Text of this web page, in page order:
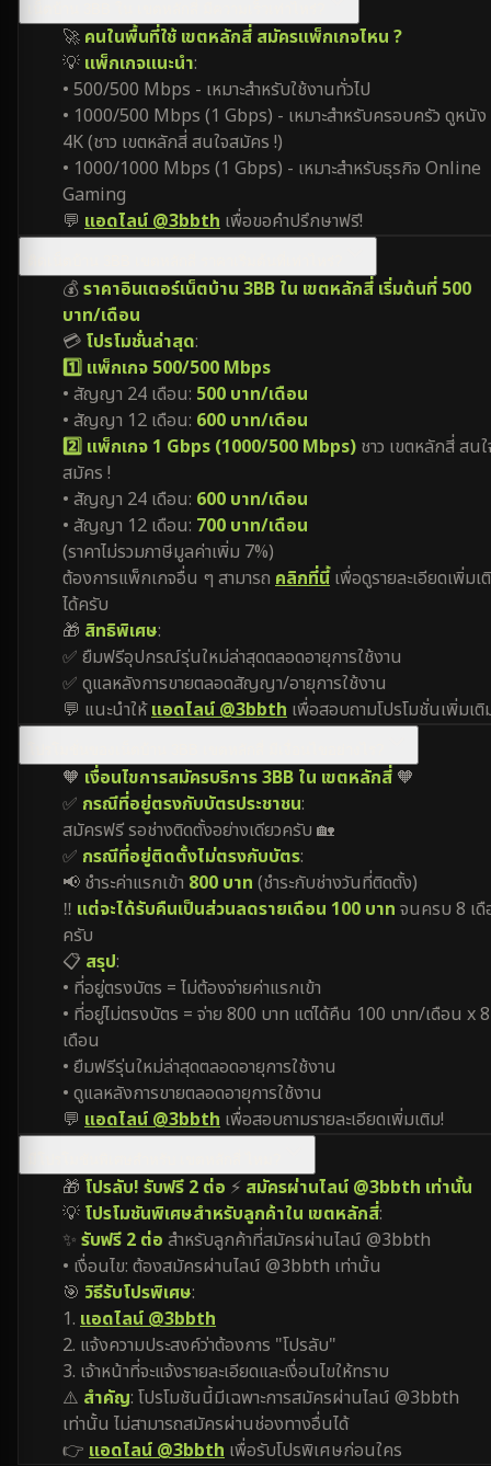
🚀 คนในพื้นที่ใช้ เขตหลักสี่ สมัครแพ็กเกจไหน ?
💡 แพ็กเกจแนะนำ:
• 500/500 Mbps - เหมาะสำหรับใช้งานทั่วไป
• 1000/500 Mbps (1 Gbps) - เหมาะสำหรับครอบครัว ดูหนัง
4K (ชาว เขตหลักสี่ สนใจสมัคร !)
• 1000/1000 Mbps (1 Gbps) - เหมาะสำหรับธุรกิจ Online
Gaming
💬 แอดไลน์ @3bbth เพื่อขอคำปรึกษาฟรี!
💰ราคาอินเตอร์เน็ตบ้าน 3BB ใน เขตหลักสี่ เริ่มต้นที่ 500
บาท/เดือน
💳 โปรโมชั่นล่าสุด:
1️⃣ แพ็กเกจ 500/500 Mbps
• สัญญา 24 เดือน: 500 บาท/เดือน
• สัญญา 12 เดือน: 600 บาท/เดือน
2️⃣ แพ็กเกจ 1 Gbps (1000/500 Mbps) ชาว เขตหลักสี่ สน
สมัคร !
• สัญญา 24 เดือน: 600 บาท/เดือน
• สัญญา 12 เดือน: 700 บาท/เดือน
(ราคาไม่รวมภาษีมูลค่าเพิ่ม 7%)
ต้องการแพ็กเกจอื่น ๆ สามารถ คลิกที่นี้เพื่อดูรายละเอียดเพิ่มเ
ได้ครับ
🎁 สิทธิพิเศษ:
✅ ยืมฟรีอุปกรณ์รุ่นใหม่ล่าสุดตลอดอายุการใช้งาน
✅ ดูแลหลังการขายตลอดสัญญา/อายุการใช้งาน
💬 แนะนำให้แอดไลน์ @3bbth เพื่อสอบถามโปรโมชั่นเพิ่มเติ
🧡 เงื่อนไขการสมัครบริการ 3BB ใน เขตหลักสี่ 🧡
✅ กรณีที่อยู่ตรงกับบัตรประชาชน:
สมัครฟรี รอช่างติดตั้งอย่างเดียวครับ 🏡
✅ กรณีที่อยู่ติดตั้งไม่ตรงกับบัตร:
📢 ชำระค่าแรกเข้า 800 บาท (ชำระกับช่างวันที่ติดตั้ง)
‼️ แต่จะได้รับคืนเป็นส่วนลดรายเดือน 100 บาท จนครบ 8 เ
ครับ
📋 สรุป:
• ที่อยู่ตรงบัตร = ไม่ต้องจ่ายค่าแรกเข้า
• ที่อยู่ไม่ตรงบัตร = จ่าย 800 บาท แต่ได้คืน 100 บาท/เดือน x 8
เดือน
• ยืมฟรีรุ่นใหม่ล่าสุดตลอดอายุการใช้งาน
• ดูแลหลังการขายตลอดอายุการใช้งาน
💬 แอดไลน์ @3bbth เพื่อสอบถามรายละเอียดเพิ่มเติม!
🎁 โปรลับ! รับฟรี 2 ต่อ ⚡ สมัครผ่านไลน์ @3bbth เท่านั้น
💡 โปรโมชันพิเศษสำหรับลูกค้าใน เขตหลักสี่:
✨ รับฟรี 2 ต่อ สำหรับลูกค้าที่สมัครผ่านไลน์ @3bbth
• เงื่อนไข: ต้องสมัครผ่านไลน์ @3bbth เท่านั้น
🎯 วิธีรับโปรพิเศษ:
1. แอดไลน์ @3bbth
2. แจ้งความประสงค์ว่าต้องการ "โปรลับ"
3. เจ้าหน้าที่จะแจ้งรายละเอียดและเงื่อนไขให้ทราบ
⚠️ สำคัญ: โปรโมชันนี้มีเฉพาะการสมัครผ่านไลน์ @3bbth
เท่านั้น ไม่สามารถสมัครผ่านช่องทางอื่นได้
👉 แอดไลน์ @3bbth เพื่อรับโปรพิเศษก่อนใคร